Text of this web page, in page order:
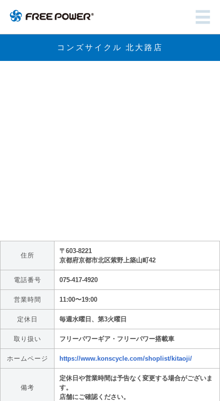
コンズサイクル 北大路店
住所
〒603-8221
京都府京都市北区紫野上築山町42
電話番号 075-417-4920
営業時間 11:00〜19:00
定休日 毎週水曜日、第3火曜日
取り扱い フリーパワーギア・フリーパワー搭載車
ホームページ https://www.konscycle.com/shoplist/kitaoji/
備考
定休日や営業時間は予告なく変更する場合がございま
す。
店舗にご確認ください。